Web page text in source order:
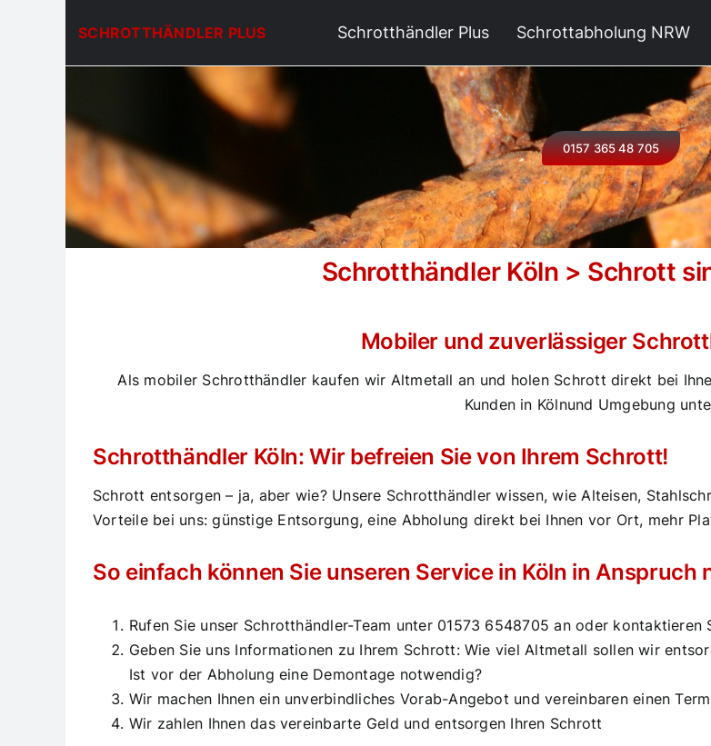
SCHROTTHÄNDLER PLUS Schrotthändler Plus Schrottabholung NRW
0157 365 48 705
Schrotthändler Köln > Schrott
Mobiler und zuverlässiger
Als mobiler Schrotthändler kaufen wir Altmetall an und holen Schrott direkt bei
Kunden in Kölnund Umgebung
Schrotthändler Köln: Wir befreien Sie von Ihrem Schrott!
Schrott entsorgen – ja, aber wie? Unsere Schrotthändler wissen, wie Alteisen,
Vorteile bei uns: günstige Entsorgung, eine Abholung direkt bei Ihnen vor Ort, mehr
So einfach können Sie unseren Service in Köln in Anspruch
Rufen Sie unser Schrotthändler-Team unter 01573 6548705 an oder kontaktieren
Geben Sie uns Informationen zu Ihrem Schrott: Wie viel Altmetall sollen wir
Ist vor der Abholung eine Demontage notwendig?
Wir machen Ihnen ein unverbindliches Vorab-Angebot und vereinbaren einen
Wir zahlen Ihnen das vereinbarte Geld und entsorgen Ihren Schrott